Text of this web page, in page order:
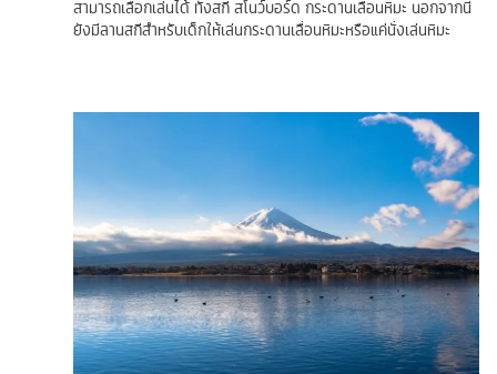
สามารถเลือกเล่นได้ ทั้งสกี สโนว์บอร์ด กระดานเลื่อนหิมะ นอกจากนี้
ยังมีลานสกีสำหรับเด็กให้เล่นกระดานเลื่อนหิมะหรือแค่นั่งเล่นหิมะ